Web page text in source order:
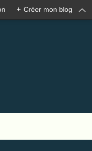
+ Créer mon blog